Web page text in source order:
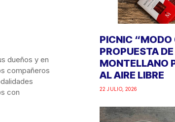
dueños y en
compañeros
con
PICNIC “MODO
PROPUESTA
MONTELLANO
AL AIRE LIBRE
22 JULIO, 2026